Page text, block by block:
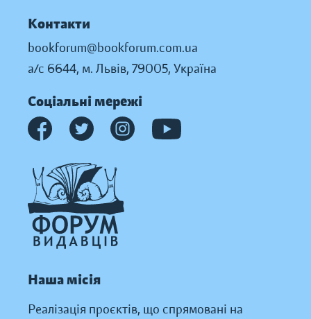
Контакти
bookforum@bookforum.com.ua
а/с 6644, м. Львів, 79005, Україна
Соціальні мережі
Наша місія
Реалізація проєктів, що спрямовані на